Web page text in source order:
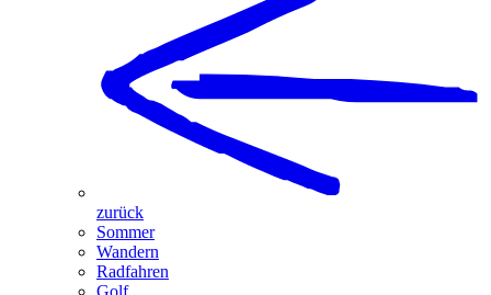
zurück
Sommer
Wandern
Radfahren